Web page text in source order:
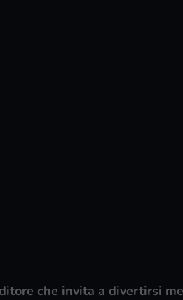
che invita a divertirsi